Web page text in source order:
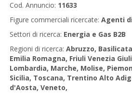
Cod. Annuncio: 11633
Figure commerciali ricercate: Agenti
Settori di ricerca: Energia e Gas B2B
Regioni di ricerca: Abruzzo,
Emilia Romagna, Friuli Venezia
Lombardia, Marche, Molise,
Sicilia, Toscana, Trentino Alto
d'Aosta, Veneto,